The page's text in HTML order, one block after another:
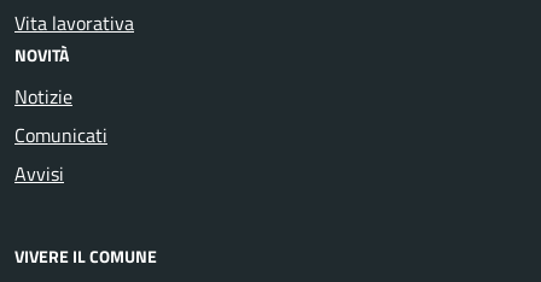
Vita lavorativa
NOVITÀ
Notizie
Comunicati
Avvisi
VIVERE IL COMUNE